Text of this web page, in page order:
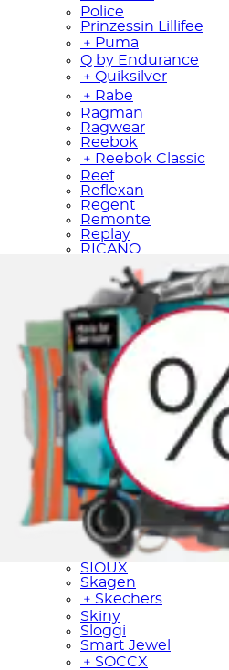
Police
Prinzessin Lillifee
﹢ Puma
Q by Endurance
﹢ Quiksilver
﹢ Rabe
Ragman
Ragwear
Reebok
﹢ Reebok Classic
Reef
Reflexan
Regent
Remonte
Replay
RICANO
Rieker
Rohde
﹢Roxy
Rusty Neal
﹢s.Oliver
Saint Tropez
Salamander
Salomon
Samantha Look
Sansibar
Sassa
Schiesser
Schöffel
Scout
﹢Seidensticker
Seiko
SENSES.THE LABEL
Sergio Tacchini
Sheego
SIOUX
Skagen
﹢ Skechers
Skiny
Sloggi
Smart Jewel
﹢ SOCCX